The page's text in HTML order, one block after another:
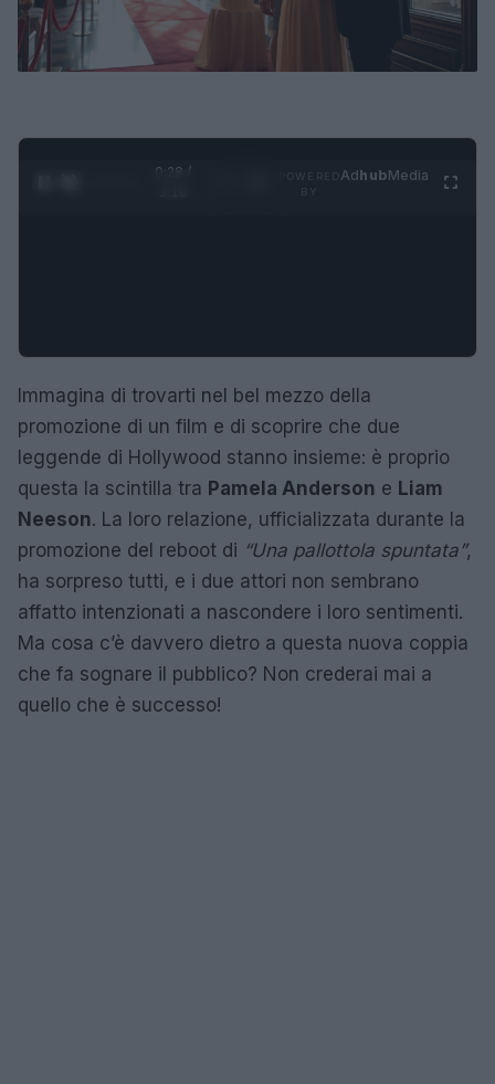
0:29 /
AdhubMedia
Immagina di trovarti nel bel mezzo della
promozione di un film e di scoprire che due
leggende di Hollywood stanno insieme: è proprio
questa la scintilla tra Pamela Anderson e Liam
Neeson. La loro relazione, ufficializzata durante la
promozione del reboot di “Una pallottola spuntata”,
ha sorpreso tutti, e i due attori non sembrano
affatto intenzionati a nascondere i loro sentimenti.
Ma cosa c’è davvero dietro a questa nuova coppia
che fa sognare il pubblico? Non crederai mai a
quello che è successo!